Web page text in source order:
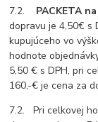
7.2. PACKETA
dopravu je 4,50€ s
kupujúceho vo
hodnote
5,50 € s DPH, pri
160,-€ je cena za
7.2. Pri celkovej